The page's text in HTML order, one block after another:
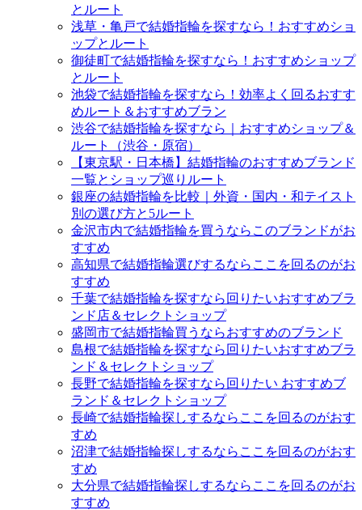
とルート
浅草・亀戸で結婚指輪を探すなら！おすすめショ
ップとルート
御徒町で結婚指輪を探すなら！おすすめショップ
とルート
池袋で結婚指輪を探すなら！効率よく回るおすす
めルート＆おすすめブラン
渋谷で結婚指輪を探すなら｜おすすめショップ＆
ルート（渋谷・原宿）
【東京駅・日本橋】結婚指輪のおすすめブランド
一覧とショップ巡りルート
銀座の結婚指輪を比較｜外資・国内・和テイスト
別の選び方と5ルート
金沢市内で結婚指輪を買うならこのブランドがお
すすめ
高知県で結婚指輪選びするならここを回るのがお
すすめ
千葉で結婚指輪を探すなら回りたいおすすめブラ
ンド店＆セレクトショップ
盛岡市で結婚指輪買うならおすすめのブランド
島根で結婚指輪を探すなら回りたいおすすめブラ
ンド＆セレクトショップ
長野で結婚指輪を探すなら回りたい おすすめブ
ランド＆セレクトショップ
長崎で結婚指輪探しするならここを回るのがおす
すめ
沼津で結婚指輪探しするならここを回るのがおす
すめ
大分県で結婚指輪探しするならここを回るのがお
すすめ